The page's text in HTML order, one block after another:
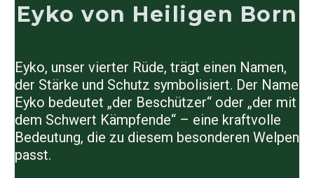
Eyko von Heiligen Born
Eyko, unser vierter Rüde, trägt einen Namen,
der Stärke und Schutz symbolisiert. Der Name
Eyko bedeutet „der Beschützer“ oder „der mit
dem Schwert Kämpfende“ – eine kraftvolle
Bedeutung, die zu diesem besonderen Welpen
passt.